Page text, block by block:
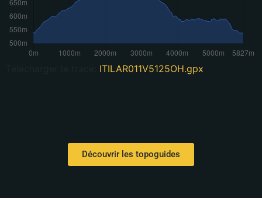
ITILAR011V5125OH.gpx
Découvrir les topoguides